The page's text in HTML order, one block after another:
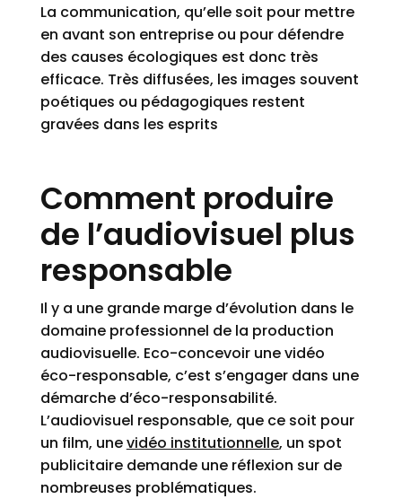
La communication, qu’elle soit pour mettre
en avant son entreprise ou pour défendre
des causes écologiques est donc très
efficace. Très diffusées, les images souvent
poétiques ou pédagogiques restent
gravées dans les esprits
Comment produire
de l’audiovisuel plus
responsable
Il y a une grande marge d’évolution dans le
domaine professionnel de la production
audiovisuelle. Eco-concevoir une vidéo
éco-responsable, c’est s’engager dans une
démarche d’éco-responsabilité.
L’audiovisuel responsable, que ce soit pour
un film, unevidéo institutionnelle, un spot
publicitaire demande une réflexion sur de
nombreuses problématiques.